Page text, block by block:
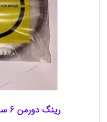
رینگ دورمن 6 سیلندر 100% تضمینی